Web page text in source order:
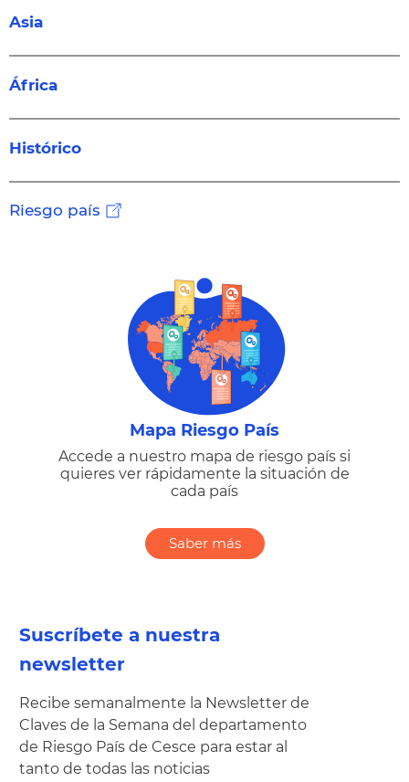
Asia
África
Histórico
Riesgo país
Mapa Riesgo País
Accede a nuestro mapa de riesgo país si
quieres ver rápidamente la situación de
cada país
Saber más
Suscríbete a nuestra
newsletter
Recibe semanalmente la Newsletter de
Claves de la Semana del departamento
de Riesgo País de Cesce para estar al
tanto de todas las noticias